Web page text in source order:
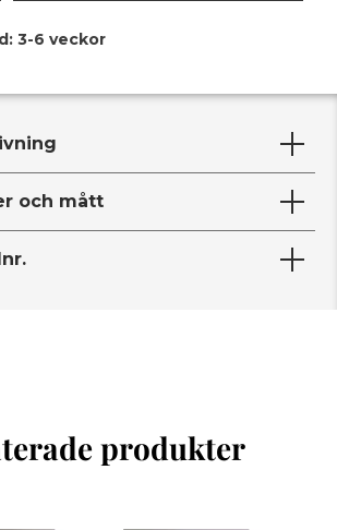
3-6 veckor
och mått
produkter